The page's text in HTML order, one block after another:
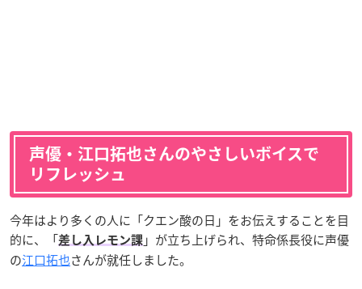
声優・江口拓也さんのやさしいボイスで
リフレッシュ
今年はより多くの人に「クエン酸の日」をお伝えすることを目
的に、「差し入レモン課 」が立ち上げられ、特命係長役に声優
の江口拓也さんが就任しました。